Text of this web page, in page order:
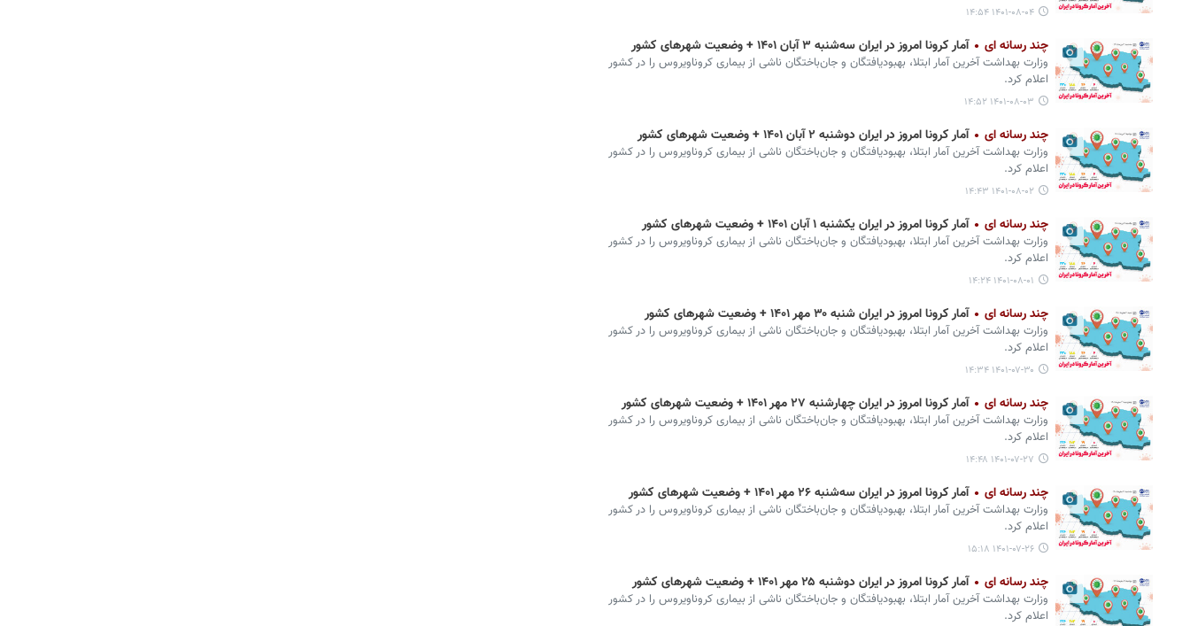
۱۴۰۱-۰۸-۰۴ ۱۴:۵۴
چند رسانه ای آمار کرونا امروز در ایران سه‌شنبه ۳ آبان ۱۴۰۱ + وضعیت شهرهای کشور
وزارت بهداشت آخرین آمار ابتلا، بهبودیافتگان و جان‌باختگان ناشی از بیماری کروناویروس را در کشور
اعلام کرد.
۱۴۰۱-۰۸-۰۳ ۱۴:۵۲
چند رسانه ای آمار کرونا امروز در ایران دوشنبه ۲ آبان ۱۴۰۱ + وضعیت شهرهای کشور
وزارت بهداشت آخرین آمار ابتلا، بهبودیافتگان و جان‌باختگان ناشی از بیماری کروناویروس را در کشور
اعلام کرد.
۱۴۰۱-۰۸-۰۲ ۱۴:۴۳
چند رسانه ای آمار کرونا امروز در ایران یکشنبه ۱ آبان ۱۴۰۱ + وضعیت شهرهای کشور
وزارت بهداشت آخرین آمار ابتلا، بهبودیافتگان و جان‌باختگان ناشی از بیماری کروناویروس را در کشور
اعلام کرد.
۱۴۰۱-۰۸-۰۱ ۱۴:۲۴
چند رسانه ای آمار کرونا امروز در ایران شنبه ۳۰ مهر ۱۴۰۱ + وضعیت شهرهای کشور
وزارت بهداشت آخرین آمار ابتلا، بهبودیافتگان و جان‌باختگان ناشی از بیماری کروناویروس را در کشور
اعلام کرد.
۱۴۰۱-۰۷-۳۰ ۱۴:۳۴
چند رسانه ای آمار کرونا امروز در ایران چهارشنبه ۲۷ مهر ۱۴۰۱ + وضعیت شهرهای کشور
وزارت بهداشت آخرین آمار ابتلا، بهبودیافتگان و جان‌باختگان ناشی از بیماری کروناویروس را در کشور
اعلام کرد.
۱۴۰۱-۰۷-۲۷ ۱۴:۴۸
چند رسانه ای آمار کرونا امروز در ایران سه‌شنبه ۲۶ مهر ۱۴۰۱ + وضعیت شهرهای کشور
وزارت بهداشت آخرین آمار ابتلا، بهبودیافتگان و جان‌باختگان ناشی از بیماری کروناویروس را در کشور
اعلام کرد.
۱۴۰۱-۰۷-۲۶ ۱۵:۱۸
چند رسانه ای آمار کرونا امروز در ایران دوشنبه ۲۵ مهر ۱۴۰۱ + وضعیت شهرهای کشور
وزارت بهداشت آخرین آمار ابتلا، بهبودیافتگان و جان‌باختگان ناشی از بیماری کروناویروس را در کشور
اعلام کرد.